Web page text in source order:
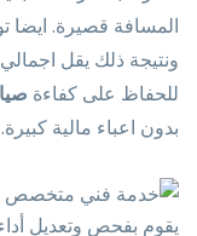
المسافة قصيرة. ايضا
ونتيجة ذلك يقل
للحفاظ على كفاءة
بدون اعباء مالية كبيرة.